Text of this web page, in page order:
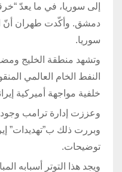
إلى سوريا، في ما يعدّ
دمشق. وأكّدت طهران أنّ
سوريا.
وتشهد منطقة الخليج
النفط الخام العالمي
خلفية مواجهة أميركية
وعززت إدارة ترامب
وبررت ذلك ب”تهديدات”
توضيحات.
ويجد هذا التوتر أسبابه